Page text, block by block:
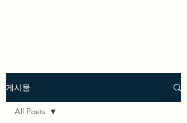
게시물
All Posts